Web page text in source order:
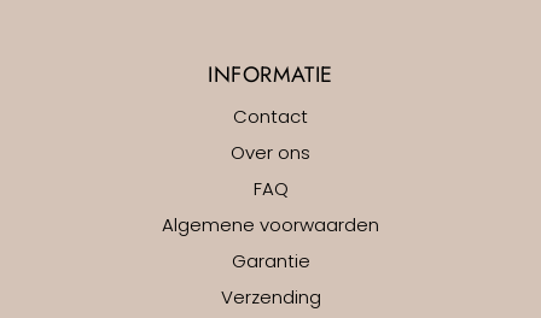
INFORMATIE
Contact
Over ons
FAQ
Algemene voorwaarden
Garantie
Verzending